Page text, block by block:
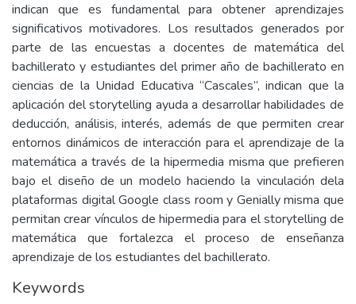
indican que es fundamental para obtener aprendizajes
significativos motivadores. Los resultados generados por
parte de las encuestas a docentes de matemática del
bachillerato y estudiantes del primer año de bachillerato en
ciencias de la Unidad Educativa “Cascales”, indican que la
aplicación del storytelling ayuda a desarrollar habilidades de
deducción, análisis, interés, además de que permiten crear
entornos dinámicos de interacción para el aprendizaje de la
matemática a través de la hipermedia misma que prefieren
bajo el diseño de un modelo haciendo la vinculación dela
plataformas digital Google class room y Genially misma que
permitan crear vínculos de hipermedia para el storytelling de
matemática que fortalezca el proceso de enseñanza
aprendizaje de los estudiantes del bachillerato.
Keywords